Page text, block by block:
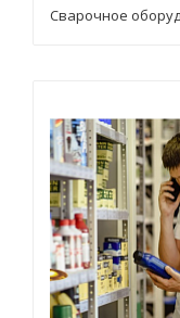
Сварочное